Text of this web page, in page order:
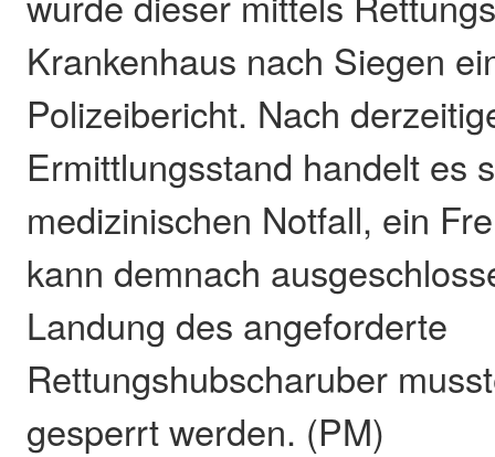
Krankenhaus nach Siegen
Polizeibericht. Nach
Ermittlungsstand handelt es
medizinischen Notfall, ein
kann demnach
Landung des angeforderte
Rettungshubscharuber
gesperrt werden. (PM)